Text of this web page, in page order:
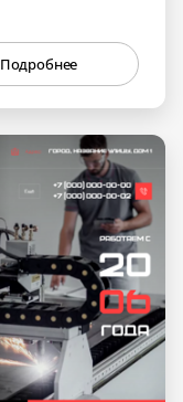
Подробнее